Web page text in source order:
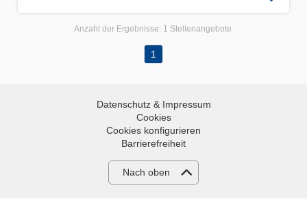
Anzahl der Ergebnisse: 1 Stellenangebote
1
Datenschutz & Impressum
Cookies
Cookies konfigurieren
Barrierefreiheit
Nach oben